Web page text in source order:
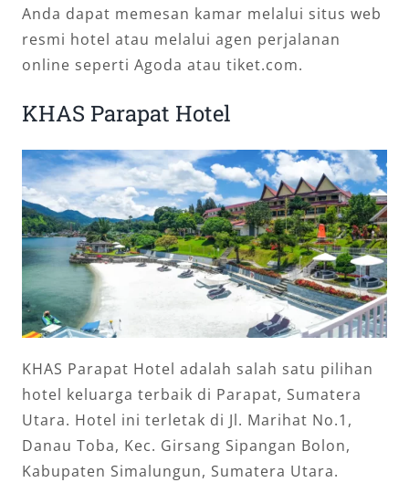
Anda dapat memesan kamar melalui situs web
resmi hotel atau melalui agen perjalanan
online seperti Agoda atau tiket.com.
KHAS Parapat Hotel
KHAS Parapat Hotel adalah salah satu pilihan
hotel keluarga terbaik di Parapat, Sumatera
Utara. Hotel ini terletak di Jl. Marihat No.1,
Danau Toba, Kec. Girsang Sipangan Bolon,
Kabupaten Simalungun, Sumatera Utara.